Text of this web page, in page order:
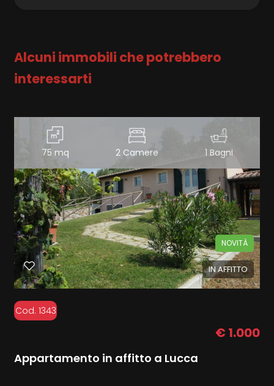
Alcuni immobili che potrebbero
interessarti
75 mq 2 Camere 1 Bagni
IN AFFITTO
NOVITÀ
Cod. 1343
€ 1.000
Appartamento in affitto a Lucca